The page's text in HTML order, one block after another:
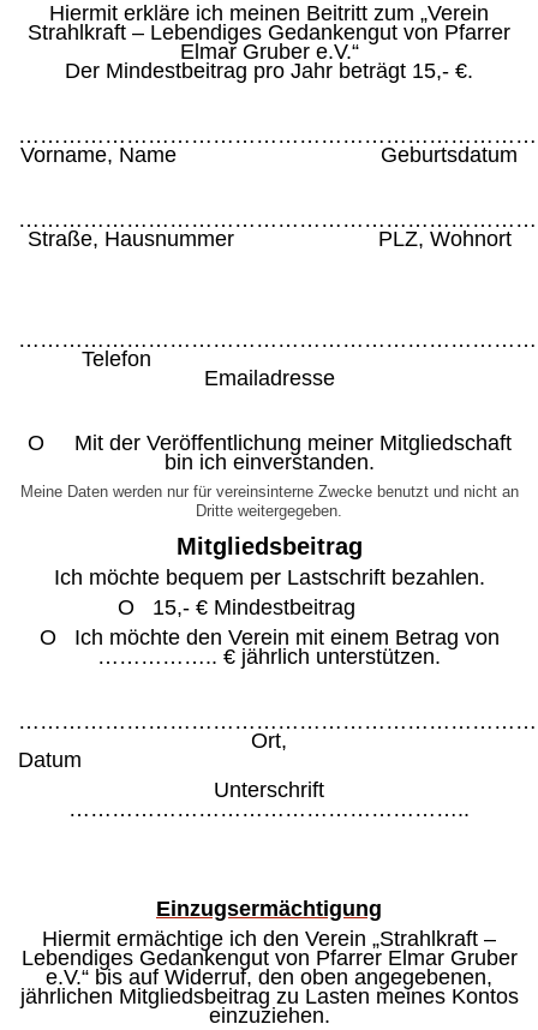
Hiermit erkläre ich meinen Beitritt zum „Verein
Strahlkraft – Lebendiges Gedankengut von Pfarrer
Elmar Gruber e.V.“
Der Mindestbeitrag pro Jahr beträgt 15,- €.
Vorname, Name Geburtsdatum
Straße, Hausnummer PLZ, Wohnort
Telefon
Emailadresse
O Mit der Veröffentlichung meiner Mitgliedschaft
bin ich einverstanden.
Meine Daten werden nur für vereinsinterne Zwecke benutzt und nicht an
Dritte weitergegeben.
Mitgliedsbeitrag
Ich möchte bequem per Lastschrift bezahlen.
O 15,- € Mindestbeitrag
O Ich möchte den Verein mit einem Betrag von
…………….. € jährlich unterstützen.
Ort,
Unterschrift
………………………………………………..
Einzugsermächtigung
Hiermit ermächtige ich den Verein „Strahlkraft –
Lebendiges Gedankengut von Pfarrer Elmar Gruber
e.V.“ bis auf Widerruf, den oben angegebenen,
jährlichen Mitgliedsbeitrag zu Lasten meines Kontos
einzuziehen.